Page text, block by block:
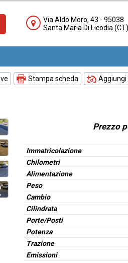
Via Aldo Moro, 43 - 95038
Santa Maria Di Licodia (CT)
Stampa scheda
Prezzo
Immatricolazione
Chilometri
Alimentazione
Peso
Cambio
Cilindrata
Porte/Posti
Potenza
Trazione
Emissioni